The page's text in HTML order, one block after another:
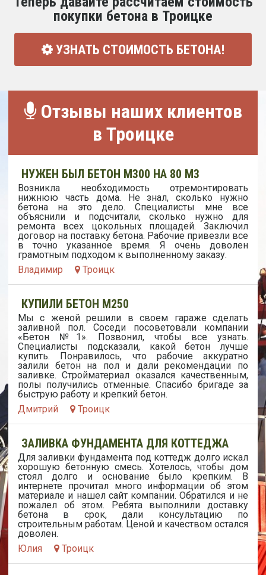
покупки бетона в Троицке
УЗНАТЬ СТОИМОСТЬ БЕТОНА!
Отзывы наших клиентов
в Троицке
НУЖЕН БЫЛ БЕТОН М300 НА 80 М3
Возникла необходимость отремонтировать
нижнюю часть дома. Не знал, сколько нужно
бетона на это дело. Специалисты мне все
объяснили и подсчитали, сколько нужно для
ремонта всех цокольных площадей. Заключил
договор на поставку бетона. Рабочие привезли все
в точно указанное время. Я очень доволен
грамотным подходом к выполненному заказу.
Владимир
Троицк
КУПИЛИ БЕТОН М250
Мы с женой решили в своем гараже сделать
заливной пол. Соседи посоветовали компании
«Бетон №1». Позвонил, чтобы все узнать.
Специалисты подсказали, какой бетон лучше
купить. Понравилось, что рабочие аккуратно
залили бетон на пол и дали рекомендации по
заливке. Стройматериал оказался качественным,
полы получились отменные. Спасибо бригаде за
быструю работу и крепкий бетон.
Дмитрий
Троицк
ЗАЛИВКА ФУНДАМЕНТА ДЛЯ КОТТЕДЖА
Для заливки фундамента под коттедж долго искал
хорошую бетонную смесь. Хотелось, чтобы дом
стоял долго и основание было крепким. В
интернете прочитал много информации об этом
материале и нашел сайт компании. Обратился и не
пожалел об этом. Ребята выполнили доставку
бетона в срок, дали консультацию по
строительным работам. Ценой и качеством остался
доволен.
Юлия
Троицк